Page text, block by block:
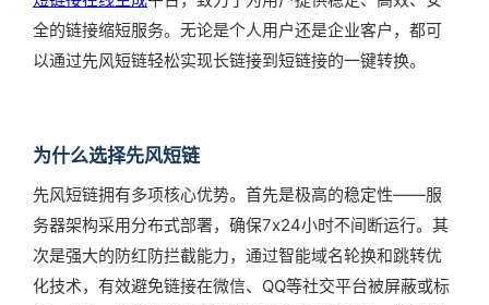
全的链接缩短服务。无论是个人用户还是企业客户，都可
以通过先风短链轻松实现长链接到短链接的一键转换。
为什么选择先风短链
先风短链拥有多项核心优势。首先是极高的稳定性——服
务器架构采用分布式部署，确保7x24小时不间断运行。其
次是强大的防红防拦截能力，通过智能域名轮换和跳转优
化技术，有效避免链接在微信、QQ等社交平台被屏蔽或标